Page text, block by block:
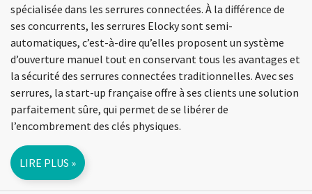
spécialisée dans les serrures connectées. À la différence de
ses concurrents, les serrures Elocky sont semi-
automatiques, c’est-à-dire qu’elles proposent un système
d’ouverture manuel tout en conservant tous les avantages et
la sécurité des serrures connectées traditionnelles. Avec ses
serrures, la start-up française offre à ses clients une solution
parfaitement sûre, qui permet de se libérer de
l’encombrement des clés physiques.
LIRE PLUS »